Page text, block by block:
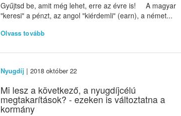
Gyűjtsd be, amit még lehet, erre az évre is! A magyar
"keresi" a pénzt, az angol "kiérdemli" (earn), a német...
Olvass tovább
Nyugdíj | 2018 október 22
Mi lesz a következő, a nyugdíjcélú
megtakarítások? - ezeken is változtatna a
kormány